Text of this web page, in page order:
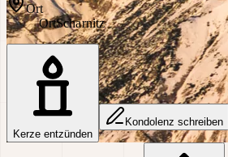
Ort
OrtScharnitz
Kerze entzünden
Kondolenz schreiben